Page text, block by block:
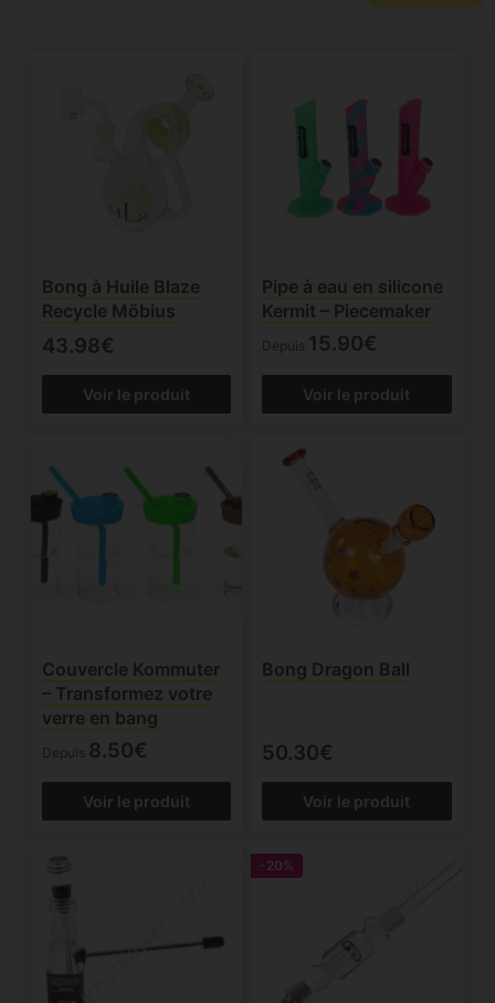
Bong à Huile Blaze
Recycle Möbius
43.98€
Voir le produit
Pipe à eau en silicone
Kermit – Piecemaker
Depuis 15.90€
Voir le produit
Couvercle Kommuter
– Transformez votre
verre en bang
Depuis 8.50€
Voir le produit
Bong Dragon Ball
50.30€
Voir le produit
-20%